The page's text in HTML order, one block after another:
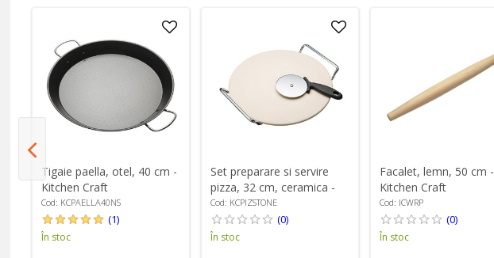
Tigaie paella, otel, 40 cm -
Kitchen Craft
Cod: KCPAELLA40NS
(1)
În stoc
Set preparare si servire
pizza, 32 cm, ceramica -
Kitchen Craft
Cod: KCPIZSTONE
(0)
În stoc
Facalet, lemn, 50 cm -
Kitchen Craft
Cod: ICWRP
(0)
În stoc